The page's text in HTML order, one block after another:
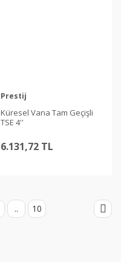
Prestij
Küresel Vana Tam Geçişli
TSE 4''
6.131,72 TL
.. 10